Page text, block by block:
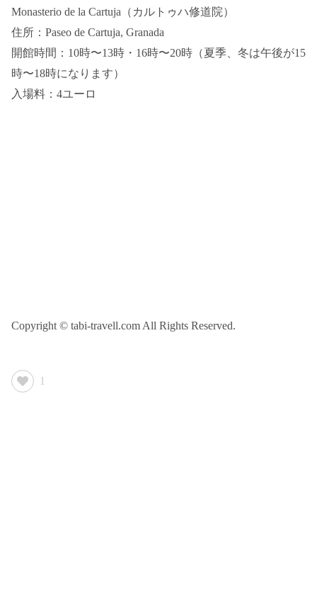
Monasterio de la Cartuja（カルトゥハ修道院）
住所：Paseo de Cartuja, Granada
開館時間：10時〜13時・16時〜20時（夏季、冬は午後が15
時〜18時になります）
入場料：4ユーロ
Copyright © tabi-travell.com All Rights Reserved.
1